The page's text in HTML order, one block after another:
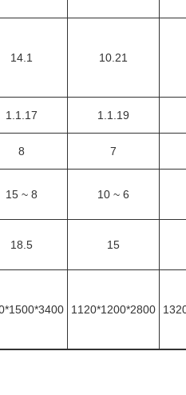
10.21
14.1
1.1.19
1.1.17
7
8
6 ~ 10
8 ~ 15
15
18.5
2800*1200*1120
3400*1500*1500